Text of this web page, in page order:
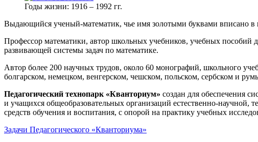
Годы жизни: 1916 – 1992 гг.
Выдающийся ученый-математик, чье имя золотыми буквами вписано
Профессор математики, автор школьных учебников, учебных пособий
развивающей системы задач по математике.
Автор более 200 научных трудов, около 60 монографий, школьного
болгарском, немецком, венгерском, чешском, польском, сербском и
Педагогический технопарк «Кванториум» создан для обеспечения
и учащихся общеобразовательных организаций естественно-научной,
средств обучения и воспитания, с опорой на практику учебных
Задачи Педагогического «Кванториума»